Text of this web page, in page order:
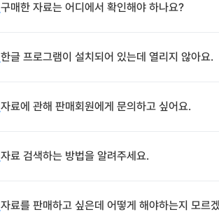
구매한 자료는 어디에서 확인해야 하나요?
한글 프로그램이 설치되어 있는데 열리지 않아요.
자료에 관해 판매회원에게 문의하고 싶어요.
자료 검색하는 방법을 알려주세요.
자료를 판매하고 싶은데 어떻게 해야하는지 모르